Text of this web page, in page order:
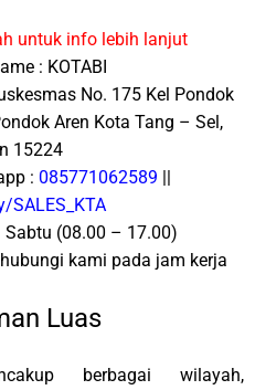
untuk info lebih lanjut
: KOTABI
No. 175 Kel Pondok
Aren Kota Tang – Sel,
15224
: 085771062589 ||
(08.00 – 17.00)
kami pada jam kerja
Luas
berbagai wilayah,